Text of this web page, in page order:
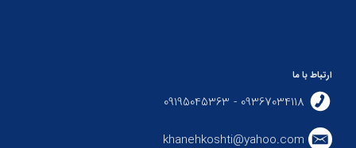
ارتباط با ما
09367034118 - 09195045363
khanehkoshti@yahoo.com